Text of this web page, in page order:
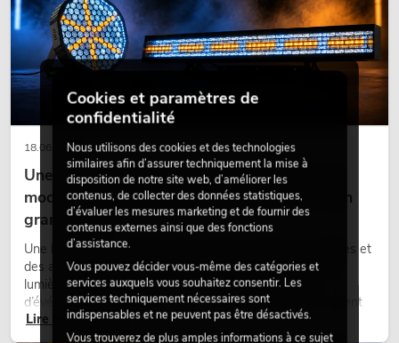
18.06.2026
Une touche rétro dans un design d'éclairage
moderne : pourquoi la lumière chaude fait son
grand retour
Une lumière très chaude, des surfaces lumineuses visibles et
des accents colorés caractérisent de nombreux designs
lumière actuels sur les scènes, dans les clubs et lors
d’événements. La lumière rétro n’est pas un effet purement
nostalgique, mais un outil de conception utilisé de manière
ciblée : elle crée une atmosphère, donne du caractère aux
Lire maintenant
Cookies et paramètres de
confidentialité
Nous utilisons des cookies et des technologies
similaires afin d’assurer techniquement la mise à
disposition de notre site web, d’améliorer les
contenus, de collecter des données statistiques,
d’évaluer les mesures marketing et de fournir des
contenus externes ainsi que des fonctions
d’assistance.
Vous pouvez décider vous-même des catégories et
services auxquels vous souhaitez consentir. Les
services techniquement nécessaires sont
indispensables et ne peuvent pas être désactivés.
Vous trouverez de plus amples informations à ce sujet